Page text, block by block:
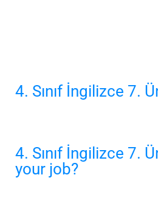
4. Sınıf İngilizce 7.
4. Sınıf İngilizce 7.
your job?